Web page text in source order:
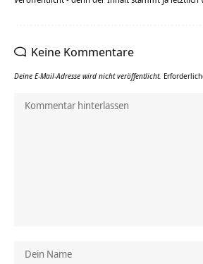
Keine Kommentare
Deine E-Mail-Adresse wird nicht veröffentlicht.